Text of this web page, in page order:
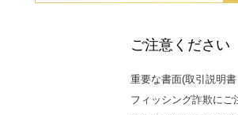
ご注意ください
重要な書面(取引説明
フィッシング詐欺にご